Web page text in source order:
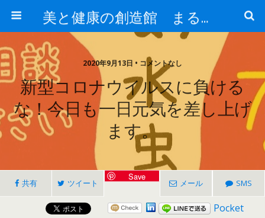
美と健康の創造館 まるとみ薬品 ぐんまの薬屋 芳さんのブログ
2020年9月13日 • コメントなし
新型コロナウイルスに負ける
な！今日も一日元気を差し上げ
ます。
共有 ツイート
Save
メール SMS
Pocket